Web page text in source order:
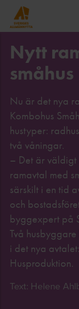
Nytt
Nu är det nya
Kombohus
hustyper:
två våningar.
– Det är väldigt
ramavtal med
särskilt i en tid
och
byggexpert på
Två
i det nya
Husproduktion.
Text: Helene